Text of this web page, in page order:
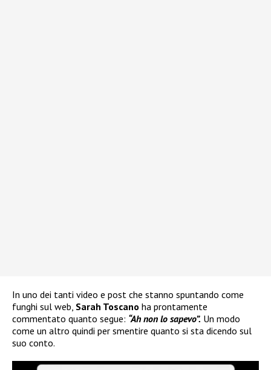
In uno dei tanti video e post che stanno spuntando come
funghi sul web, Sarah Toscano ha prontamente
commentato quanto segue: “Ah non lo sapevo”. Un modo
come un altro quindi per smentire quanto si sta dicendo sul
suo conto.